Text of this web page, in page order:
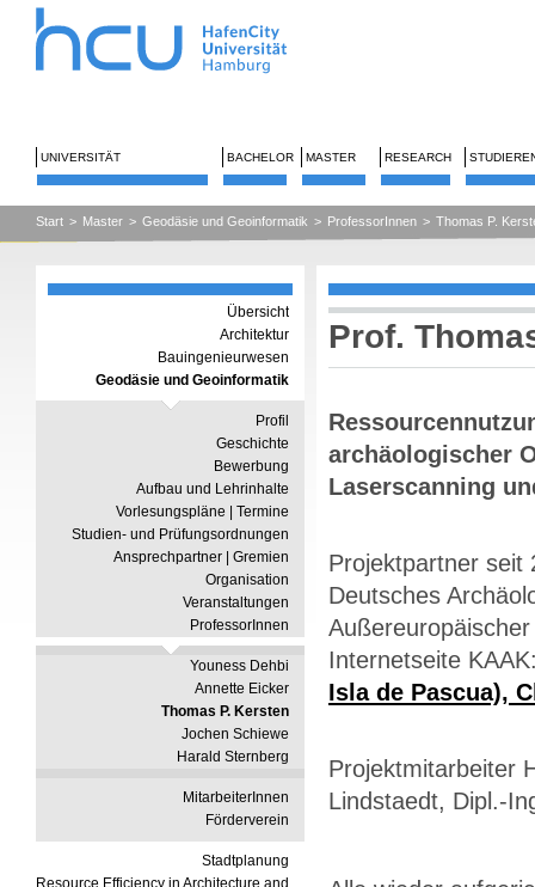
UNIVERSITÄT BACHELOR MASTER RESEARCH
Start > Master > Geodäsie und Geoinformatik > ProfessorInnen > Thomas P.
Übersicht
Architektur
Bauingenieurwesen
Geodäsie und Geoinformatik
Profil
Geschichte
Bewerbung
Aufbau und Lehrinhalte
Vorlesungspläne | Termine
Studien- und Prüfungsordnungen
Ansprechpartner | Gremien
Organisation
Veranstaltungen
ProfessorInnen
Youness Dehbi
Annette Eicker
Thomas P. Kersten
Jochen Schiewe
Harald Sternberg
MitarbeiterInnen
Förderverein
Stadtplanung
Resource Efficiency in Architecture and
Prof.
archäologischer
Laserscanning
Projektpartner seit
Deutsches
Internetseite
Isla de Pascua),
Projektmitarbeiter
Lindstaedt, Dipl.-